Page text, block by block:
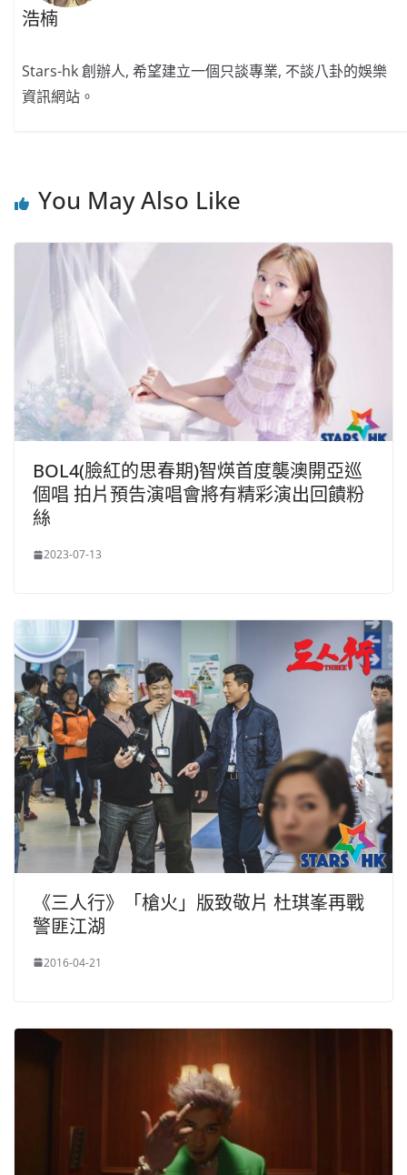
浩楠
Stars-hk 創辦人, 希望建立一個只談專業, 不談八卦的娛樂
資訊網站。
You May Also Like
BOL4(臉紅的思春期)智煐首度襲澳開亞巡
個唱 拍片預告演唱會將有精彩演出回饋粉
絲
2023-07-13
《三人行》「槍火」版致敬片 杜琪峯再戰
警匪江湖
2016-04-21